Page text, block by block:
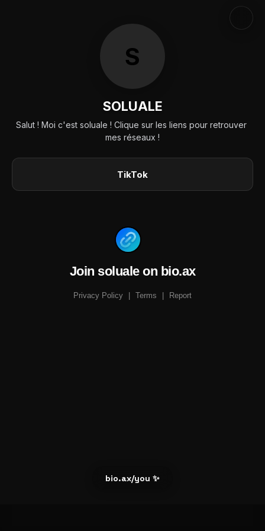
S
SOLUALE
Salut ! Moi c'est soluale ! Clique sur les liens pour retrouver
mes réseaux !
TikTok
Join soluale on bio.ax
Privacy Policy Terms Report
bio.ax/you ✨